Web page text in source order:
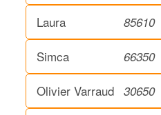
Laura
85610
Simca
66350
Olivier Varraud 30650